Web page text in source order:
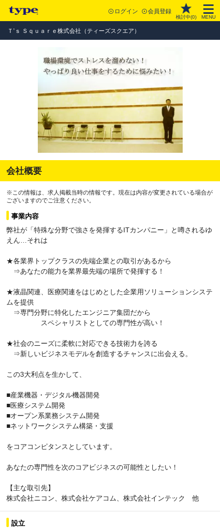
ログイン 会員登録
検討中(0) MENU
Ｔ’ｓ Ｓｑｕａｒｅ株式会社（ティーズスクエア）
会社概要
※この情報は、求人掲載当時の情報です。現在は内容が変更されている場合が
ございますのでご注意ください。
事業内容
弊社が「特殊な分野で強さを発揮するITカンパニー」と噂されるゆ
えん…それは
★各業界トップクラスの先端企業との取引があるから
⇒あなたの能力を業界最先端の場所で発揮する！
★液晶関連、医療関連をはじめとした企業用ソリューションシステ
ムを提供
⇒専門分野に特化したエンジニア集団だから
スペシャリストとしての専門性が高い！
★社会のニーズに柔軟に対応できる技術力を誇る
⇒新しいビジネスモデルを創造するチャンスに出会える。
この3大利点を生かして、
■産業機器・デジタル機器開発
■医療システム開発
■オープン系業務システム開発
■ネットワークシステム構築・支援
をコアコンピタンスとしています。
あなたの専門性を次のコアビジネスの可能性としたい！
【主な取引先】
株式会社ニコン、株式会社ケアコム、株式会社インテック 他
設立